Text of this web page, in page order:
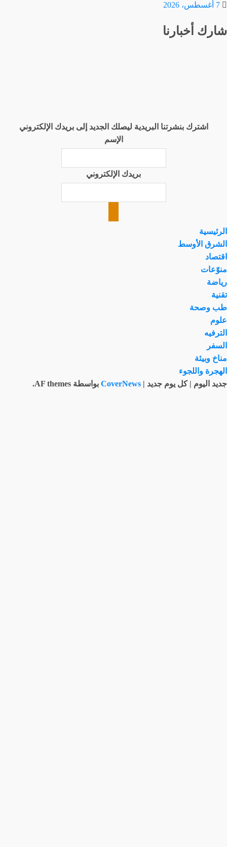
7 أغسطس، 2026
شارك أخبارنا
اشترك بنشرتنا البريدية ليصلك الجديد إلى بريدك الإلكتروني
الإسم
بريدك الإلكتروني
الرئيسية
الشرق الأوسط
اقتصاد
منوّعات
رياضة
تقنية
طب وصحة
علوم
الترفيه
السفر
مناخ وبيئة
الهجرة واللجوء
جديد اليوم | كل يوم جديد |
CoverNews بواسطة AF themes.